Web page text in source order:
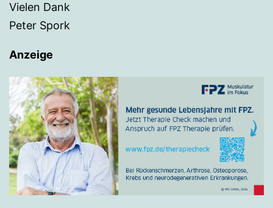
Vielen Dank
Peter Spork
Anzeige